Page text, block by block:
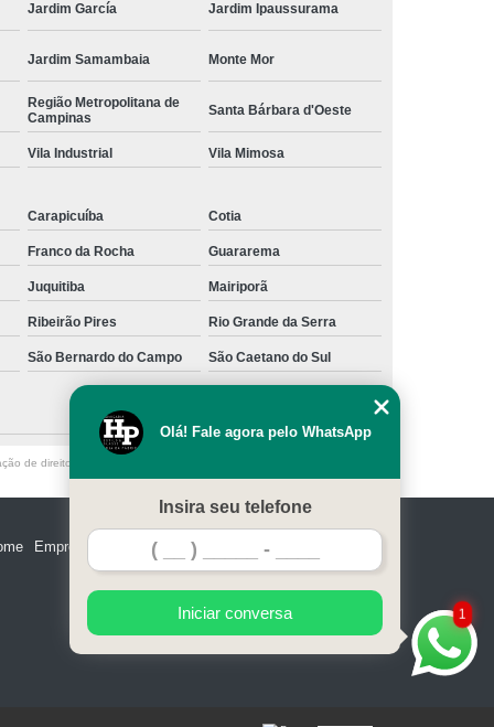
Jardim García Jardim Ipaussurama
Jardim Samambaia Monte Mor
Região Metropolitana de
Campinas
Santa Bárbara d'Oeste
Vila Industrial Vila Mimosa
Carapicuíba Cotia
Franco da Rocha Guararema
Juquitiba Mairiporã
Ribeirão Pires Rio Grande da Serra
São Bernardo do Campo São Caetano do Sul
de direito autoral – artigo 184 do Código Penal –
Empresa Serviços Contato
1
Olá! Fale agora pelo WhatsApp
Insira seu telefone
Iniciar conversa